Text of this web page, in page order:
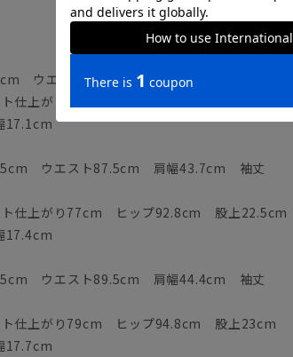
ウエスト85.5cm 肩幅43cm 袖丈56.5cm
ト仕上がり75cm ヒップ90.8cm 股上22cm
17.1cm
ウエスト87.5cm 肩幅43.7cm 袖丈
ト仕上がり77cm ヒップ92.8cm 股上22.5cm
17.4cm
ウエスト89.5cm 肩幅44.4cm 袖丈
ト仕上がり79cm ヒップ94.8cm 股上23cm
17.7cm